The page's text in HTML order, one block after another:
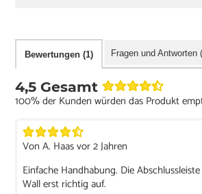
Bewertungen (1) Fragen und Antworten
4,5 Gesamt
100% der Kunden würden das Produkt
Von A. Haas vor 2 Jahren
Einfache Handhabung. Die
Wall erst richtig auf.